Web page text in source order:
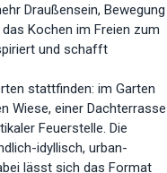
Draußensein, Bewegung
Kochen im Freien zum
und schafft
stattfinden: im Garten
Wiese, einer Dachterrasse
Feuerstelle. Die
idyllisch, urban-
lässt sich das Format